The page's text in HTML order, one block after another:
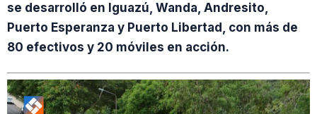
se desarrolló en Iguazú, Wanda, Andresito,
Puerto Esperanza y Puerto Libertad, con más de
80 efectivos y 20 móviles en acción.